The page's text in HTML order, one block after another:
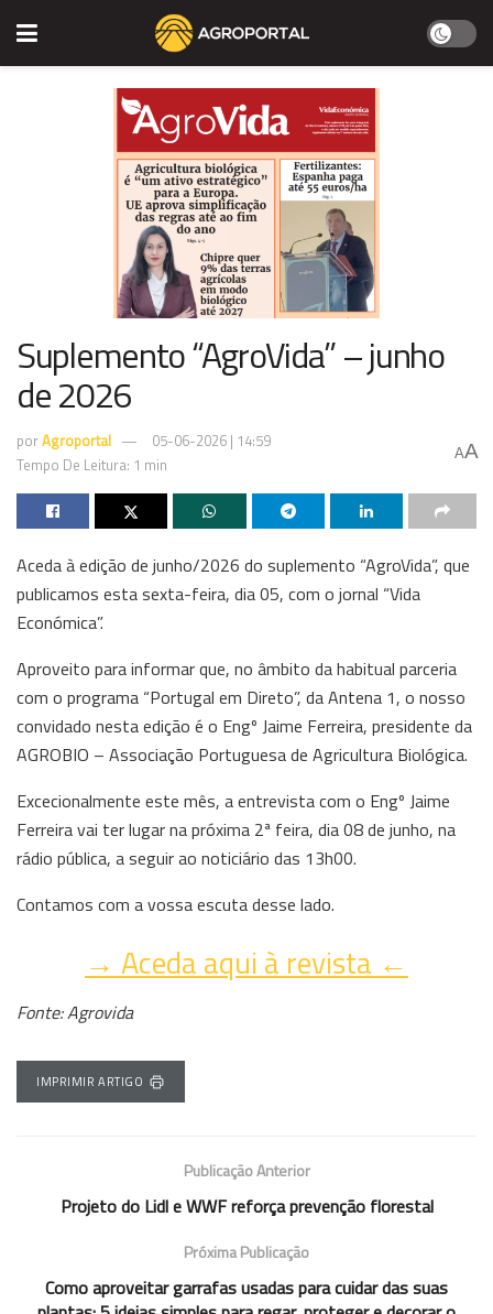
Suplemento “AgroVida” – junho
de 2026
porAgroportal
05-06-2026 | 14:59
Tempo De Leitura: 1 min
AA
Aceda à edição de junho/2026 do suplemento “AgroVida”, que
publicamos esta sexta-feira, dia 05, com o jornal “Vida
Económica”.
Aproveito para informar que, no âmbito da habitual parceria
com o programa “Portugal em Direto”, da Antena 1, o nosso
convidado nesta edição é o Engº Jaime Ferreira, presidente da
AGROBIO – Associação Portuguesa de Agricultura Biológica.
Excecionalmente este mês, a entrevista com o Engº Jaime
Ferreira vai ter lugar na próxima 2ª feira, dia 08 de junho, na
rádio pública, a seguir ao noticiário das 13h00.
Contamos com a vossa escuta desse lado.
→ Aceda aqui à revista ←
Fonte: Agrovida
IMPRIMIR ARTIGO
Publicação Anterior
Projeto do Lidl e WWF reforça prevenção florestal
Próxima Publicação
Como aproveitar garrafas usadas para cuidar das suas